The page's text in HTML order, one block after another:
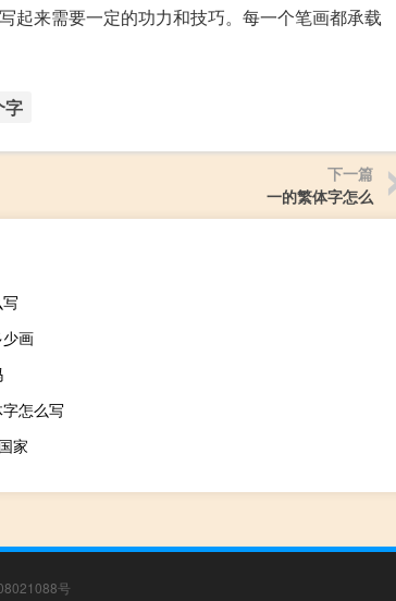
起来需要一定的功力和技巧。每一个笔画都承载
字
下一篇
一的繁体字怎么
画
怎么写
家
号